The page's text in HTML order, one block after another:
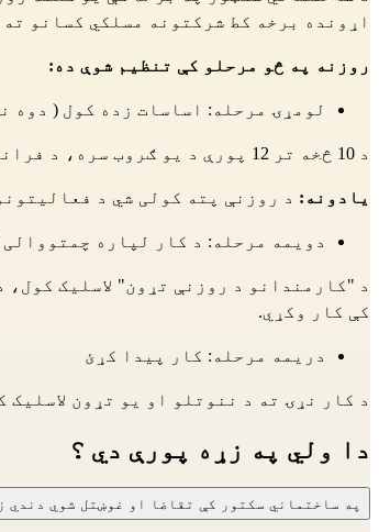
اړونده برخه کط شرکتونه مسلکي کسانو
روزنه په څو مرحلو کې تنظیم شوې ده:
لومړۍ مرحله: اساسات زده کول ( دوه
د 10 څخه تر 12 پورې د یو ګروب سره، د فرانسوي، ریاضياتو او معلوماتي ټکنالوجۍ درسونه، پریزنټشنونه او د شرکت لیدنې، کلتوري فعالیتونه، انفرادي تعقیب.
یادونه: د روزنې پته کولی شي د
دویمه مرحله: د کار لپاره چمتووالی (له 6 څخه تر 8 میاشتو بشپړ وخت روزنه، د
کې کار وکړي.
دریمه مرحله: کار پیدا کړئ
د کار نړۍ ته د ننوتلو او یو تړون
دا ولي په زړه پورې دي ؟
په ساختماني سکتور کې تقاضا او غوښتل شوي دندي